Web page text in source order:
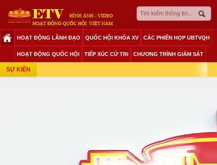
HOẠT ĐỘNG LÃNH ĐẠO QUỐC HỘI KHÓA XV CÁC PHIÊN HỌP UBTVQH
HOẠT ĐỘNG QUỐC HỘI TIẾP XÚC CỬ TRI CHƯƠNG TRÌNH GIÁM SÁT
SỰ KIỆN